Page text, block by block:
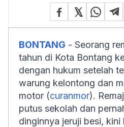
BONTANG - Seorang
tahun di Kota Bontang
dengan hukum setelah
warung kelontong dan
motor (curanmor).
putus sekolah dan
dinginnya jeruji besi, kini